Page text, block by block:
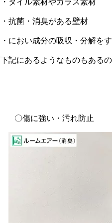
・タイル素材やガラス素材
・抗菌・消臭がある壁材
・におい成分の吸収・分解を
下記にあるようなものもある
〇傷に強い・汚れ防止